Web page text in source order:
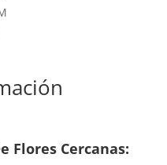
Flores Cercanas: